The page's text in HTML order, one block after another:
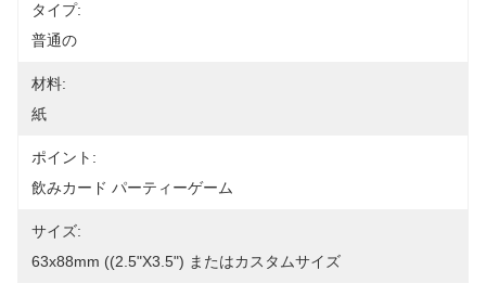
タイプ:
普通の
材料:
紙
ポイント:
飲みカード パーティーゲーム
サイズ:
63x88mm ((2.5"x3.5") またはカスタムサイズ